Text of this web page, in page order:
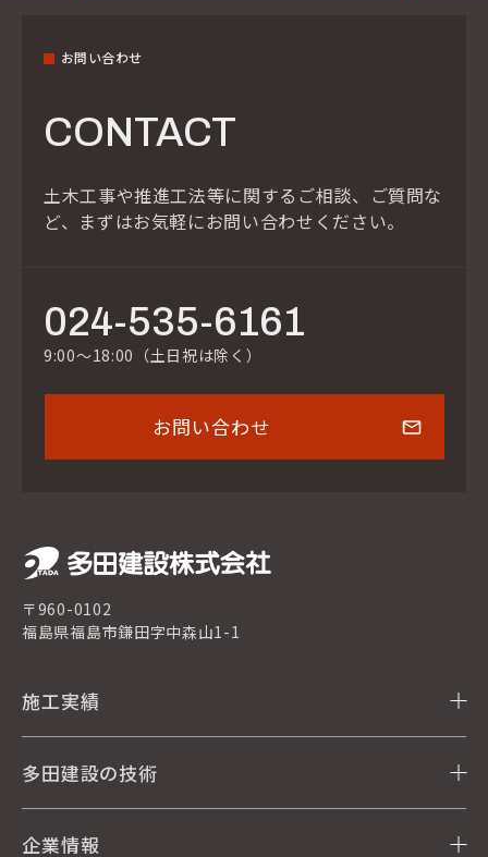
お問い合わせ
CONTACT
土木工事や推進工法等に関するご相談、ご質問な
ど、 まずはお気軽にお問い合わせください。
024-535-6161
9:00～18:00（土日祝は除く）
お問い合わせ
〒960-0102
福島県福島市鎌田字中森山1-1
施工実績
多田建設の技術
企業情報